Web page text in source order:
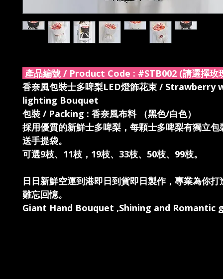
產品編號 / Product Code : #STB002 (請選擇玫
香奈風包裝士多啤梨LED燈飾花束 / Strawberry
lighting Bouquet
包裝 / Packing : 香奈風布料 （黑色/白色）
採用優質的新鮮士多啤梨，每顆士多啤梨有獨立包
送手提袋。
可選9枝、11枝，19枝、33枝、50枝、99枝。
日日新鮮空運到港即日到貨即日製作，專業為你打
難忘回憶。
Giant Hand Bouquet ,Shining and